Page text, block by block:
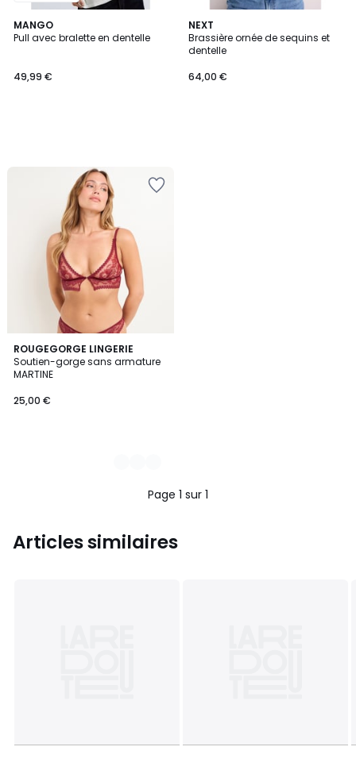
MANGO
Pull avec bralette en dentelle
49,99 €
NEXT
Brassière ornée de sequins et
dentelle
64,00 €
ROUGEGORGE LINGERIE
Soutien-gorge sans armature
MARTINE
25,00 €
2
Couleurs
Page 1 sur 1
Articles similaires